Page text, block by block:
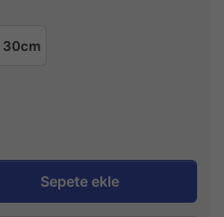
30cm
Sepete ekle